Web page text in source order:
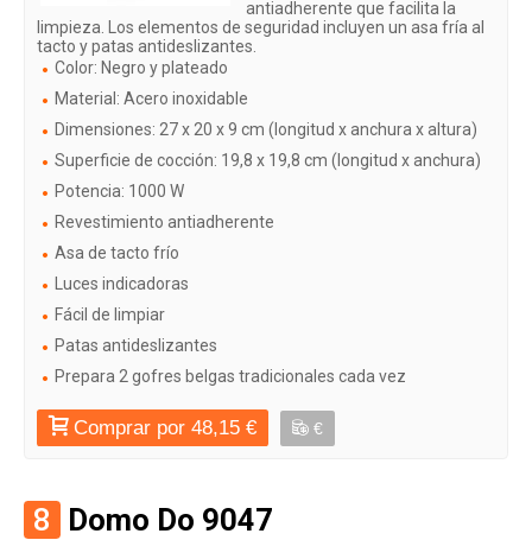
antiadherente que facilita la
limpieza. Los elementos de seguridad incluyen un asa fría al
tacto y patas antideslizantes.
Color: Negro y plateado
Material: Acero inoxidable
Dimensiones: 27 x 20 x 9 cm (longitud x anchura x altura)
Superficie de cocción: 19,8 x 19,8 cm (longitud x anchura)
Potencia: 1000 W
Revestimiento antiadherente
Asa de tacto frío
Luces indicadoras
Fácil de limpiar
Patas antideslizantes
Prepara 2 gofres belgas tradicionales cada vez
Comprar por 48,15 € €
8 Domo Do 9047